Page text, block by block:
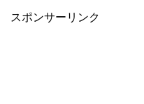
スポンサーリンク